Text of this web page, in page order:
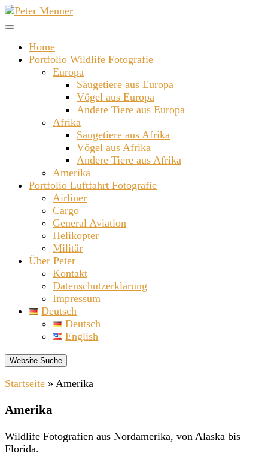
Zum
Inhalt
Home
Portfolio Wildlife Fotografie
Europa
Säugetiere aus Europa
Vögel aus Europa
Andere Tiere aus Europa
Afrika
Säugetiere aus Afrika
Vögel aus Afrika
Andere Tiere aus Afrika
Amerika
Portfolio Luftfahrt Fotografie
Airliner
Cargo
General Aviation
Helikopter
Militär
Über Peter
Kontakt
Datenschutzerklärung
Impressum
Deutsch
Deutsch
English
Website-Suche
Startseite » Amerika
Amerika
Wildlife Fotografien aus Nordamerika, von Alaska bis
Florida.